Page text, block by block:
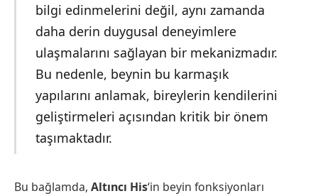
bilgi edinmelerini değil, aynı zamanda
daha derin duygusal deneyimlere
ulaşmalarını sağlayan bir mekanizmadır.
Bu nedenle, beynin bu karmaşık
yapılarını anlamak, bireylerin kendilerini
geliştirmeleri açısından kritik bir önem
taşımaktadır.
Bu bağlamda, Altıncı His‘in beyin fonksiyonları